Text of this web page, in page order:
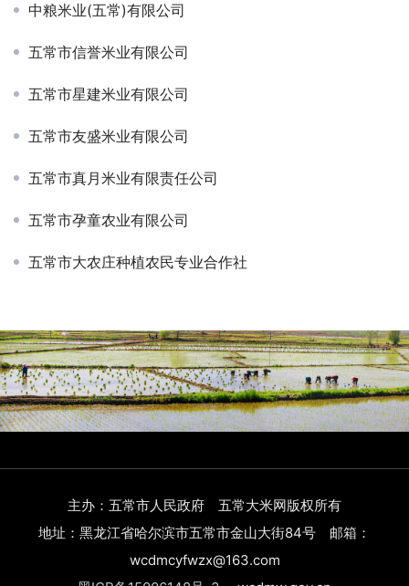
中粮米业(五常)有限公司
五常市信誉米业有限公司
五常市星建米业有限公司
五常市友盛米业有限公司
五常市真月米业有限责任公司
五常市孕童农业有限公司
五常市大农庄种植农民专业合作社
主办：五常市人民政府 五常大米网版权所有
地址：黑龙江省哈尔滨市五常市金山大街84号 邮箱：
wcdmcyfwzx@163.com